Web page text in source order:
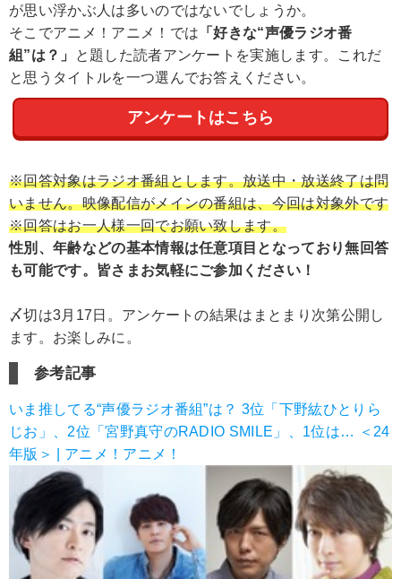
が思い浮かぶ人は多いのではないでしょうか。
そこでアニメ！アニメ！では 「好きな“声優ラジオ番
組”は？」
と題した読者アンケートを実施します。これだ
と思うタイトルを一つ選んでお答えください。
アンケートはこちら
※回答対象はラジオ番組とします。放送中・放送終了は問
いません。映像配信がメインの番組は、今回は対象外です
※回答はお一人様一回でお願い致します。
性別、年齢などの基本情報は任意項目となっており無回答
も可能です。皆さまお気軽にご参加ください！
〆切は3月17日。アンケートの結果はまとまり次第公開し
ます。お楽しみに。
参考記事
いま推してる“声優ラジオ番組”は？ 3位「下野紘ひとりら
じお」、2位「宮野真守のRADIO SMILE」、1位は… ＜24
年版＞ | アニメ！アニメ！